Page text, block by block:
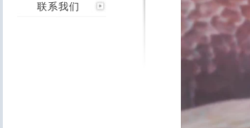
联系我们